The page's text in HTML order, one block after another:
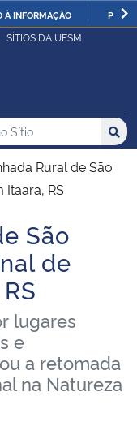
À INFORMAÇÃO
SÍTIOS DA UFSM
no no Sítio
Rural de São
Itaara, RS
São
de
lugares
e
a retomada
na Natureza